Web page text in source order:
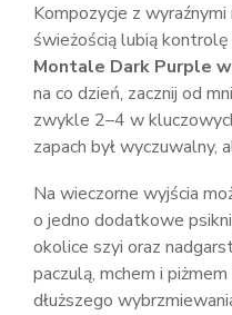
Kompozycje z
świeżością lubią
Montale Dark Purple
na co dzień, zacznij od
zwykle 2–4 w
zapach był wyczuwalny,
Na wieczorne wyjścia
o jedno dodatkowe
okolice szyi oraz
paczulą, mchem i
dłuższego